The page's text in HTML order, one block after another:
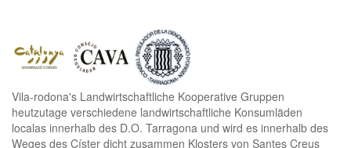
Vila-rodona's Landwirtschaftliche Kooperative Gruppen
heutzutage verschiedene landwirtschaftliche Konsumläden
localas innerhalb des D.O. Tarragona und wird es innerhalb des
Weges des Císter dicht zusammen Klosters von Santes Creus